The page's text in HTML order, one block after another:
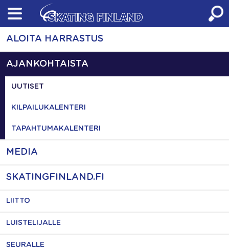
Skip
content
ALOITA HARRASTUS
AJANKOHTAISTA
UUTISET
KILPAILUKALENTERI
TAPAHTUMAKALENTERI
MEDIA
SKATINGFINLAND.FI
LIITTO
LUISTELIJALLE
SEURALLE